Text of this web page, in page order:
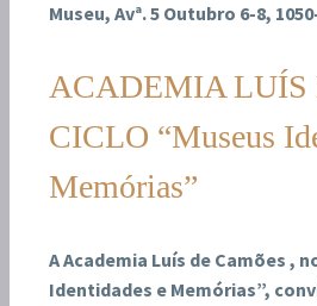
Museu, Avª. 5 Outubro 6-8,
ACADEMIA LUÍS
CICLO “Museus
Memórias”
A Academia Luís de Camões ,
Identidades e Memórias”,